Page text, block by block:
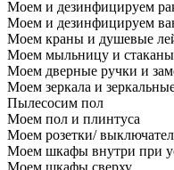
Моем и дезинфицируем
Моем и дезинфицируем
Моем краны и душевые
Моем мыльницу и
Моем дверные ручки и
Моем зеркала и
Пылесосим пол
Моем пол и плинтуса
Моем розетки/
Моем шкафы внутри при
Моем шкафы сверху